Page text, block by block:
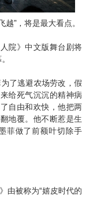
越”，将是最大看点。
院》中文版舞台剧将
了逃避农场劳改，假
给死气沉沉的精神病
自由和欢快，他把两
地覆。他不断惹是生
菲做了前额叶切除手
被称为“嬉皮时代的